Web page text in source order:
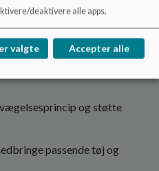
fodtøj til idrætsaktiviteter
tage hensyn til hinanden
og støtte
passende tøj og
deaktivere alle apps.
valgte Accepter alle